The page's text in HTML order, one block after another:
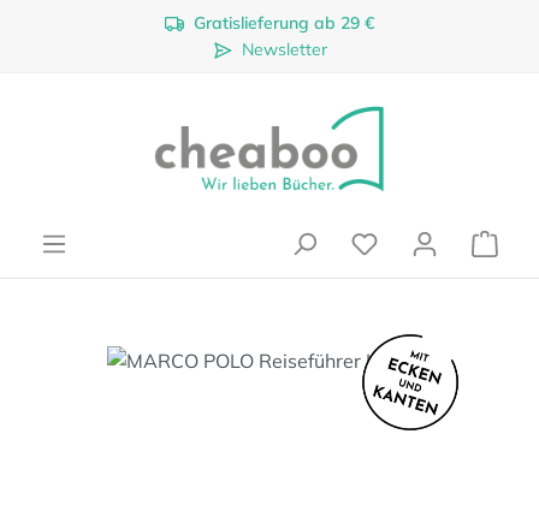
Zum Hauptinhalt springenGratislieferung ab 29 €
Newsletter
Bildergalerie überspringen